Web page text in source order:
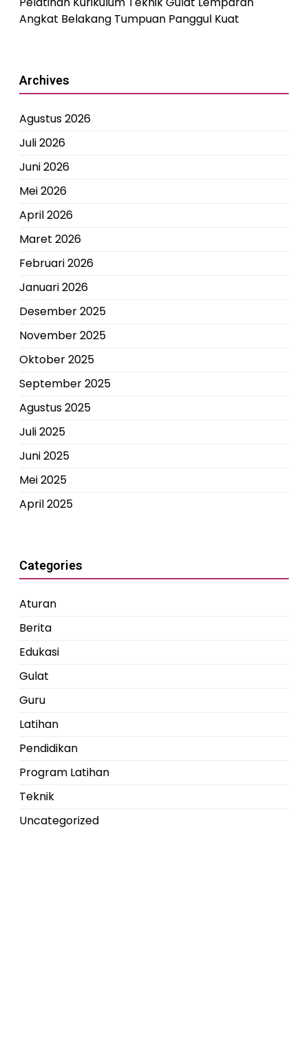
Angkat Belakang Tumpuan Panggul Kuat
Archives
Agustus 2026
Juli 2026
Juni 2026
Mei 2026
April 2026
Maret 2026
Februari 2026
Januari 2026
Desember 2025
November 2025
Oktober 2025
September 2025
Agustus 2025
Juli 2025
Juni 2025
Mei 2025
April 2025
Categories
Aturan
Berita
Edukasi
Gulat
Guru
Latihan
Pendidikan
Program Latihan
Teknik
Uncategorized